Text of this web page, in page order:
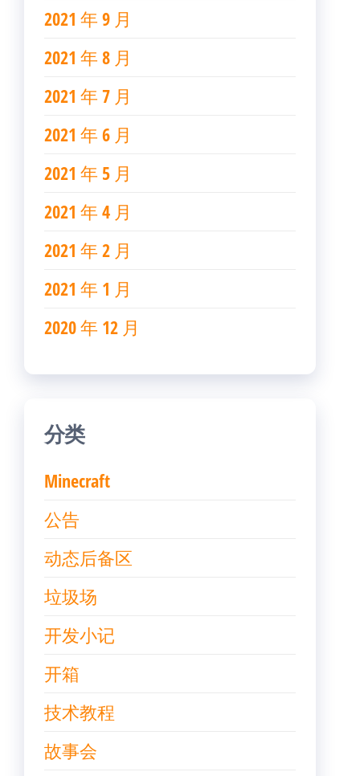
2021 年 9 月
2021 年 8 月
2021 年 7 月
2021 年 6 月
2021 年 5 月
2021 年 4 月
2021 年 2 月
2021 年 1 月
2020 年 12 月
分类
Minecraft
公告
动态后备区
垃圾场
开发小记
开箱
技术教程
故事会